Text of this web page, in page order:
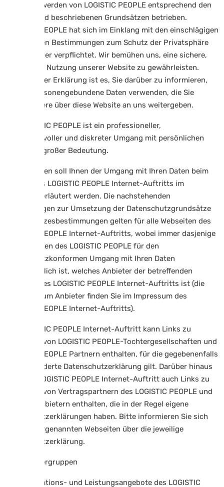
Jobbörse werden von LOGISTIC PEOPLE entsprechend den
nachfolgend beschriebenen Grundsätzen betrieben.
LOGISTIC PEOPLE hat sich im Einklang mit den einschlägigen
gesetzlichen Bestimmungen zum Schutz der Privatsphäre
seiner Nutzer verpflichtet. Wir bemühen uns, eine sichere,
geschützte Nutzung unserer Website zu gewährleisten.
Zweck dieser Erklärung ist es, Sie darüber zu informieren,
wie wir personengebundene Daten verwenden, die Sie
insbesondere über diese Website an uns weitergeben.
Für LOGISTIC PEOPLE ist ein professioneller,
vertrauensvoller und diskreter Umgang mit persönlichen
Daten von großer Bedeutung.
Im Folgenden soll Ihnen der Umgang mit Ihren Daten beim
Besuch des LOGISTIC PEOPLE Internet-Auftritts im
Einzelnen erläutert werden. Die nachstehenden
Erläuterungen zur Umsetzung der Datenschutzgrundsätze
und -gesetzesbestimmungen gelten für alle Webseiten des
LOGISTIC PEOPLE Internet-Auftritts, wobei immer dasjenige
Unternehmen des LOGISTIC PEOPLE für den
datenschutzkonformen Umgang mit Ihren Daten
verantwortlich ist, welches Anbieter der betreffenden
Webseite des LOGISTIC PEOPLE Internet-Auftritts ist (die
Angaben zum Anbieter finden Sie im Impressum des
LOGISTIC PEOPLE Internet-Auftritts).
Der LOGISTIC PEOPLE Internet-Auftritt kann Links zu
Webseiten von LOGISTIC PEOPLE-Tochtergesellschaften und
LOGISTIC PEOPLE Partnern enthalten, für die gegebenenfalls
eine gesonderte Datenschutzerklärung gilt. Darüber hinaus
kann der LOGISTIC PEOPLE Internet-Auftritt auch Links zu
Webseiten von Vertragspartnern des LOGISTIC PEOPLE und
anderen Anbietern enthalten, die in der Regel eigene
Datenschutzerklärungen haben. Bitte informieren Sie sich
auf den vorgenannten Webseiten über die jeweilige
Datenschutzerklärung.
4.1 Benutzergruppen
Die Informations- und Leistungsangebote des LOGISTIC